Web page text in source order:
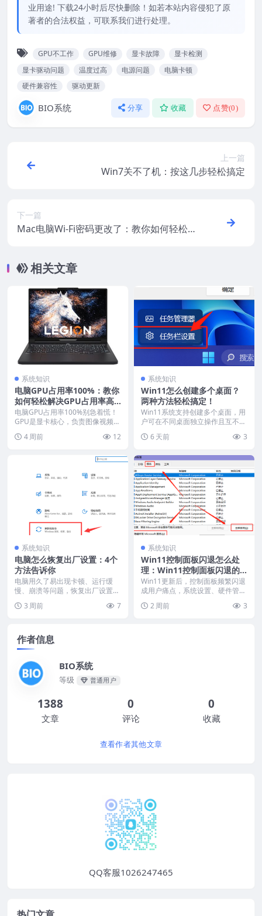
业用途! 下载24小时后尽快删除！如若本站内容侵犯了原
著者的合法权益，可联系我们进行处理。
GPU不工作 GPU维修 显卡故障
显卡检测
显卡驱动问题
温度过高 电源问题
电脑卡顿
硬件兼容性
驱动更新
BIO系统 分享 收藏 点赞(0)
上一篇
Win7关不了机：按这几步轻松搞定
下一篇
Mac电脑Wi-Fi密码更改了：教你如何轻松重
相关文章
系统知识
电脑GPU占用率100%：教你
如何轻松解决GPU占用率高
问题！
电脑GPU占用率100%别急着慌！
GPU是显卡核心，负责图像视频运
4 周前 12
系统知识
Win11怎么创建多个桌面？
两种方法轻松搞定！
Win11系统支持创建多个桌面，用
户可在不同桌面独立操作且互不干
6 天前 3
系统知识
电脑怎么恢复出厂设置：4个
方法告诉你
电脑用久了易出现卡顿、运行缓
慢、崩溃等问题，恢复出厂设置可
3 周前 7
系统知识
Win11控制面板闪退怎么处
理：Win11控制面板闪退的
解决办法
Win11更新后，控制面板频繁闪退
成用户痛点，系统设置、硬件管理
2 周前 3
作者信息
BIO系统
等级 普通用户
1388
文章
0
评论
0
收藏
查看作者其他文章
QQ客服1026247465